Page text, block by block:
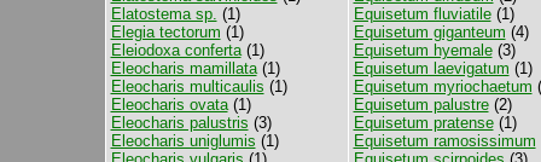
Elatostema sp. (1)
Elegia tectorum (1)
Eleiodoxa conferta(1)
Eleocharis mamillata(1)
Eleocharis multicaulis (1)
Eleocharis ovata(1)
Eleocharis palustris (3)
Eleocharis uniglumis (1)
Equisetum fluviatile(1)
Equisetum giganteum (4)
Equisetum hyemale(3)
Equisetum laevigatum (1)
Equisetum myriochaetum
Equisetum palustre(2)
Equisetum pratense(1)
Equisetum ramosissimum